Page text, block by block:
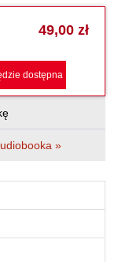
49,00 zł
dostępna
»